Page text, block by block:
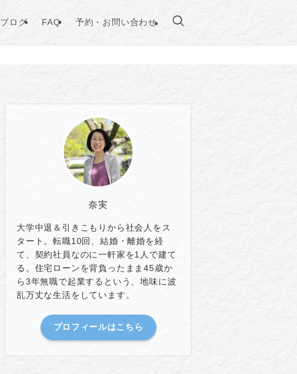
ブログ FAQ 予約・お問い合わせ
奈実
大学中退＆引きこもりから社会人をス
タート。転職10回、結婚・離婚を経
て、契約社員なのに一軒家を1人で建て
る。住宅ローンを背負ったまま45歳か
ら3年無職で起業するという、地味に波
乱万丈な生活をしています。
プロフィールはこちら